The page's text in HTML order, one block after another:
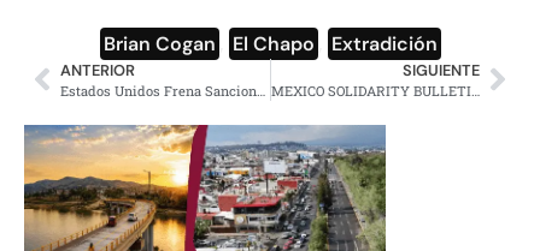
Brian Cogan El Chapo Extradición
ANTERIOR SIGUIENTE
MEXICO SOLIDARITY BULLETIN — NO. 274 — MAY 11, 2026